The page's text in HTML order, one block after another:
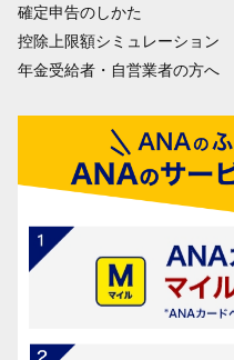
確定申告のしかた
控除上限額シミュレーション
年金受給者・自営業者の方へ